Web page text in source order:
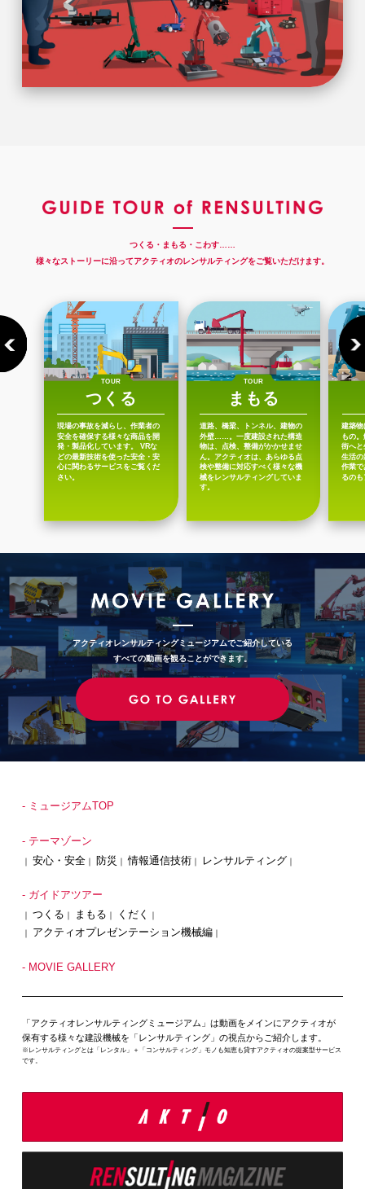
つくる・まもる・こわす……
様々なストーリーに沿ってアクティオのレンサルティングをご覧いただけます。
TOUR
つくる
現場の事故を減らし、作業者の
安全を確保する様々な商品を開
発・製品化しています。
VRな
どの最新技術を使った安全・安
心に関わるサービスをご覧くだ
さい。
TOUR
まもる
道路、橋梁、トンネル、建物の
外壁……。一度建設された構造
物は、点検、整備がかかせませ
ん。アクティオは、あらゆる点
検や整備に対応すべく様々な機
械をレンサルティングしていま
す。
建築
もの
街へ
生活
作業
るの
アクティオレンサルティングミュージアムでご紹介している
すべての動画を観ることができます。
- ミュージアムTOP
- テーマゾーン
｜ 安心・安全｜ 防災 ｜ 情報通信技術｜ レンサルティング ｜
- ガイドアツアー
｜ つくる ｜ まもる ｜ くだく
｜
｜
アクティオプレゼンテーション機械編｜
- MOVIE GALLERY
「アクティオレンサルティングミュージアム」は動画をメインにアクティオが
保有する様々な建設機械を「レンサルティング」の視点からご紹介します。
※レンサルティングとは「レンタル」＋「コンサルティング」モノも知恵も貸すアクティオの提案型サービス
です。